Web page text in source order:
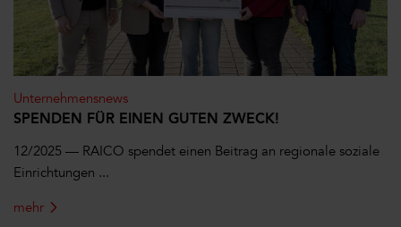
Unternehmensnews
SPENDEN FÜR EINEN GUTEN ZWECK!
12/2025 — RAICO spendet einen Beitrag an regionale soziale
Einrichtungen ...
mehr